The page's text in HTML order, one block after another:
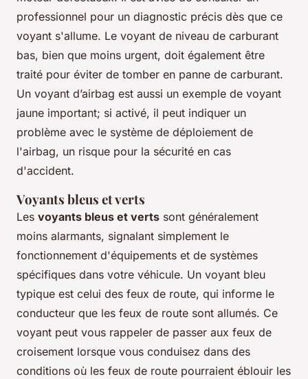
professionnel pour un diagnostic précis dès que ce
voyant s'allume. Le voyant de niveau de carburant
bas, bien que moins urgent, doit également être
traité pour éviter de tomber en panne de carburant.
Un voyant d’airbag est aussi un exemple de voyant
jaune important; si activé, il peut indiquer un
problème avec le système de déploiement de
l'airbag, un risque pour la sécurité en cas
d'accident.
Voyants bleus et verts
Les voyants bleus et verts sont généralement
moins alarmants, signalant simplement le
fonctionnement d'équipements et de systèmes
spécifiques dans votre véhicule. Un voyant bleu
typique est celui des feux de route, qui informe le
conducteur que les feux de route sont allumés. Ce
voyant peut vous rappeler de passer aux feux de
croisement lorsque vous conduisez dans des
conditions où les feux de route pourraient éblouir les